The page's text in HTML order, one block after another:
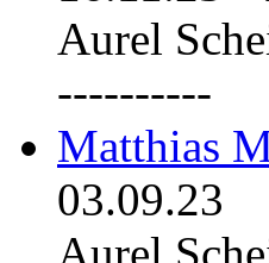
Aurel
----------
Matthias
03.09.23
Aurel